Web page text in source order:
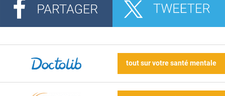
tout sur votre santé mentale